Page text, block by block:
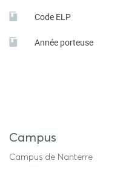
Code ELP
Année porteuse
Campus
Campus de Nanterre